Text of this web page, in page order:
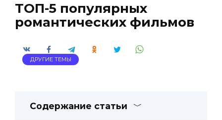
ТОП-5 популярных
романтических фильмов
ДРУГИЕ ТЕМЫ
Содержание статьи